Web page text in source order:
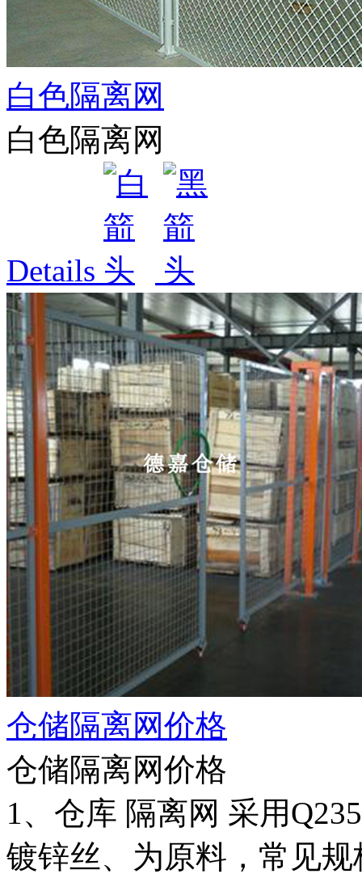
白色隔离网
白色隔离网
Details
仓储隔离网价格
仓储隔离网价格
1、仓库 隔离网 采用
镀锌丝、为原料，常见